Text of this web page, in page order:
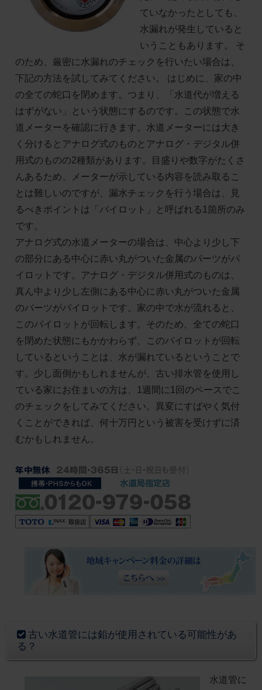
ていなかったとしても、
水漏れが発生していると
いうこともあります。 そ
のため、厳密に水漏れのチェックを行いたい場合は、
下記の方法を試してみてください。 はじめに、家の中
の全ての蛇口を閉めます。つまり、「水道代が増える
はずがない」という状態にするのです。この状態で水
道メーターを確認に行きます。水道メーターには大き
く分けるとアナログ式のものとアナログ・デジタル併
用式のものの2種類があります。目盛りや数字がたくさ
んあるため、メーターが示している内容を読み取るこ
とは難しいのですが、漏水チェックを行う場合は、見
るべきポイントは「パイロット」と呼ばれる1箇所のみ
です。
アナログ式の水道メーターの場合は、中心より少し下
の部分にある中心に赤い丸がついた金属のパーツがパ
イロットです。アナログ・デジタル併用式のものは、
真ん中より少し左側にある中心に赤い丸がついた金属
のパーツがパイロットです。家の中で水が流れると、
このパイロットが回転します。そのため、全ての蛇口
を閉めた状態にもかかわらず、このパイロットが回転
しているということは、水が漏れているということで
す。少し面倒かもしれませんが、古い排水管を使用し
ている家にお住まいの方は、1週間に1回のペースでこ
のチェックをしてみてください。異変にすばやく気付
くことができれば、何十万円という被害を受けずに済
むかもしれません。
古い水道管には鉛が使用されている可能性があ
る？
水道管に